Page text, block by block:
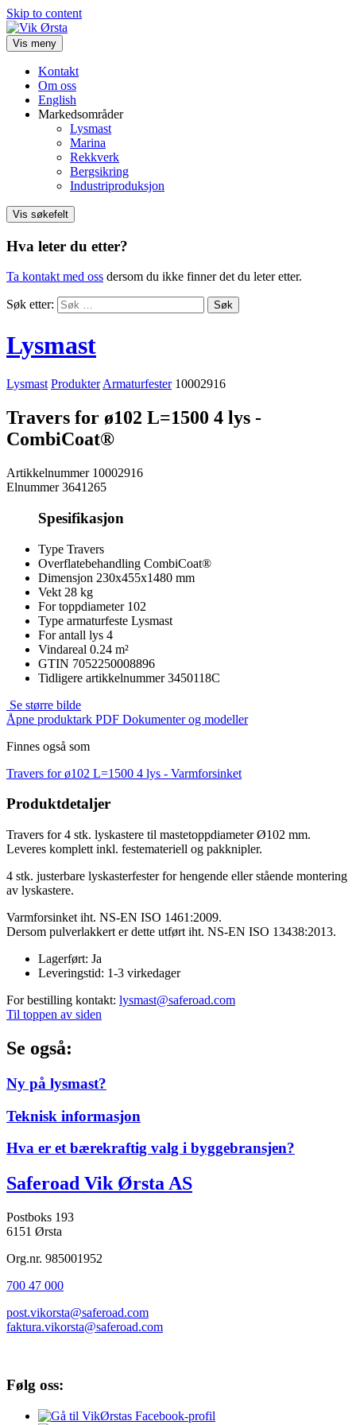
Skip to content
Vis meny
Kontakt
Om oss
English
Markedsområder
Lysmast
Marina
Rekkverk
Bergsikring
Industriproduksjon
Vis søkefelt
Hva leter du etter?
Ta kontakt med oss dersom du ikke finner det du leter etter.
Søk etter:
Lysmast
Lysmast Produkter Armaturfester 10002916
Travers for ø102 L=1500 4 lys -
CombiCoat®
Artikkelnummer 10002916
Elnummer 3641265
Spesifikasjon
Type Travers
Overflatebehandling CombiCoat®
Dimensjon 230x455x1480 mm
Vekt 28 kg
For toppdiameter 102
Type armaturfeste Lysmast
For antall lys 4
Vindareal 0.24 m²
GTIN 7052250008896
Tidligere artikkelnummer 3450118C
Se større bilde
Åpne produktark PDF Dokumenter og modeller
Finnes også som
Travers for ø102 L=1500 4 lys - Varmforsinket
Produktdetaljer
Travers for 4 stk. lyskastere til mastetoppdiameter Ø102 mm.
Leveres komplett inkl. festemateriell og pakknipler.
4 stk. justerbare lyskasterfester for hengende eller stående montering
av lyskastere.
Varmforsinket iht. NS-EN ISO 1461:2009.
Dersom pulverlakkert er dette utført iht. NS-EN ISO 13438:2013.
Lagerført: Ja
Leveringstid: 1-3 virkedager
For bestilling kontakt: lysmast@saferoad.com
Til toppen av siden
Se også:
Ny på lysmast?
Teknisk informasjon
Hva er et bærekraftig valg i byggebransjen?
Saferoad Vik Ørsta AS
Postboks 193
6151 Ørsta
Org.nr. 985001952
700 47 000
post.vikorsta@saferoad.com
faktura.vikorsta@saferoad.com
Følg oss: